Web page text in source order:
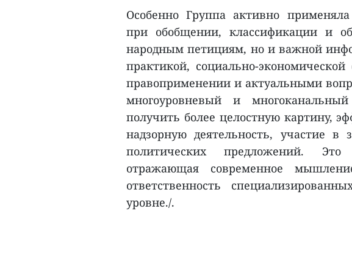
Особенно Группа активно
при обобщении, классификации и
народным петициям, но и важной
практикой, социально-
правоприменении и актуальными
многоуровневый и
получить более целостную картину,
надзорную деятельность, участие в
политических предложений.
отражающая современное
ответственность
уровне./.